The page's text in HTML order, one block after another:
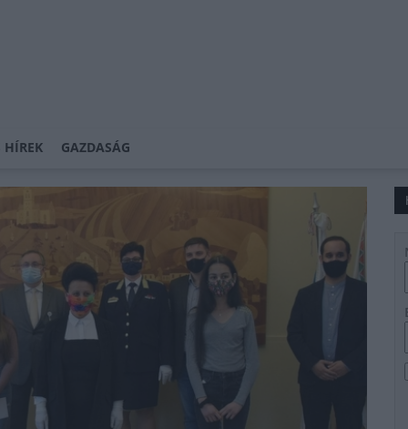
HÍREK GAZDASÁG